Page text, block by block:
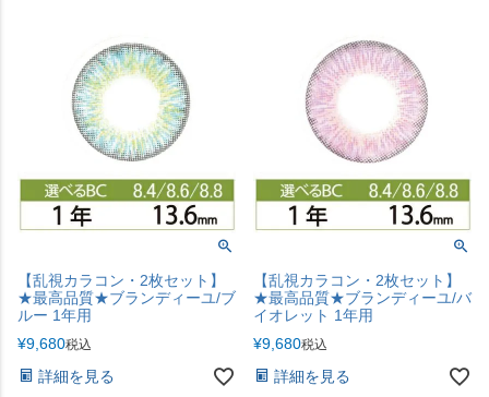
【乱視カラコン・2枚セット】
★最高品質★ブランディーユ/ブ
ルー 1年用
¥9,680税込
詳細を見る
【乱視カラコン・2枚セット】
★最高品質★ブランディーユ/バ
イオレット 1年用
¥9,680税込
詳細を見る